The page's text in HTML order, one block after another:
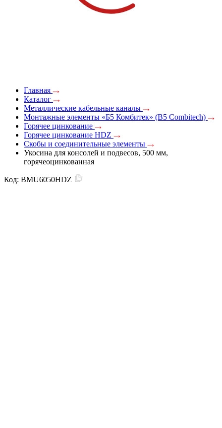
Главная
Каталог
Металлические кабельные каналы
Монтажные элементы «Б5 Комбитек» (B5 Combitech)
Горячее цинкование
Горячее цинкование HDZ
Скобы и соединительные элементы
Укосина для консолей и подвесов, 500 мм,
горячеоцинкованная
Код: BMU6050HDZ